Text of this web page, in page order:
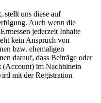
stellt uns diese auf
Auch wenn die
jederzeit Inhalte
kein Anspruch von
bzw. ehemaligen
darauf, dass Beiträge oder
(Account) im Nachhinein
mit der Registration